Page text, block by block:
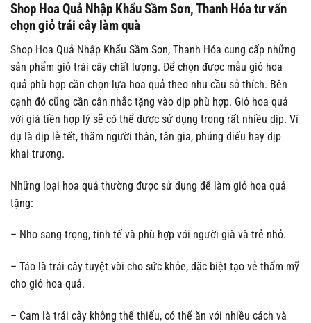
Shop Hoa Quả Nhập Khẩu Sầm Sơn, Thanh Hóa tư vấn
chọn giỏ trái cây làm quà
Shop Hoa Quả Nhập Khẩu Sầm Sơn, Thanh Hóa cung cấp những
sản phẩm giỏ trái cây chất lượng. Để chọn được mẫu giỏ hoa
quả phù hợp cần chọn lựa hoa quả theo nhu cầu sở thích. Bên
cạnh đó cũng cần cân nhắc tặng vào dịp phù hợp. Giỏ hoa quả
với giá tiền hợp lý sẽ có thể được sử dụng trong rất nhiều dịp. Ví
dụ là dịp lễ tết, thăm người thân, tân gia, phúng điếu hay dịp
khai trương.
Những loại hoa quả thường được sử dụng để làm giỏ hoa quả
tặng:
– Nho sang trọng, tinh tế và phù hợp với người già và trẻ nhỏ.
– Táo là trái cây tuyệt vời cho sức khỏe, đặc biệt tạo vẻ thẩm mỹ
cho giỏ hoa quả.
– Cam là trái cây không thể thiếu, có thể ăn với nhiều cách và